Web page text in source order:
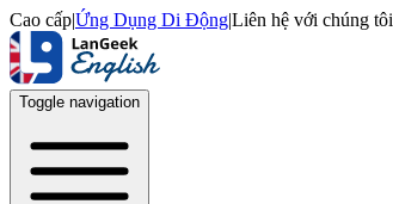
Cao cấp|Ứng Dụng Di Động|Liên hệ với chúng tôi
Toggle navigation